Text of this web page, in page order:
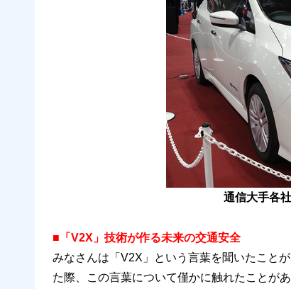
通信大手各
■「V2X」技術が作る未来の交通安全
みなさんは「V2X」という言葉を聞いたこと
た際、この言葉について僅かに触れたことが